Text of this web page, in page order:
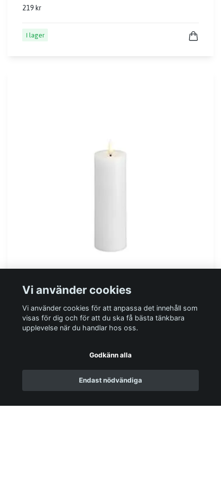
219 kr
I lager
179 kr
I lager
Läs mer
Vi använder cookies
Vi använder cookies för att anpassa det innehåll som
visas för dig och för att du ska få bästa tänkbara
upplevelse när du handlar hos oss.
Godkänn alla
Endast nödvändiga